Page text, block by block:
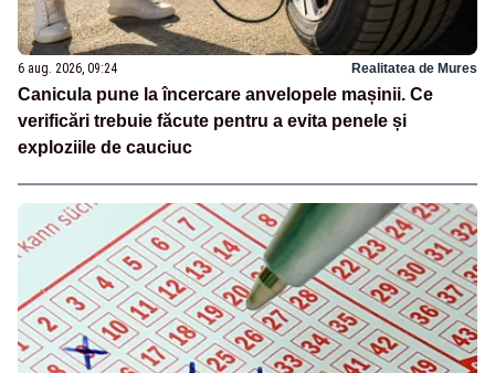
6 aug. 2026, 09:24 Realitatea de Mures
Canicula pune la încercare anvelopele mașinii. Ce
verificări trebuie făcute pentru a evita penele și
exploziile de cauciuc